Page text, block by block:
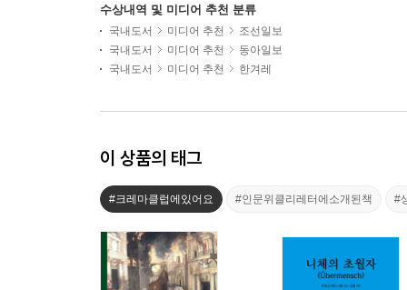
수상내역 및 미디어 추천 분류
국내도서 미디어 추천
조선일보
국내도서
미디어 추천
동아일보
국내도서
미디어 추천 한겨레
이 상품의 태그
#크레마클럽에있어요 #인문위클리레터에소개된책 #